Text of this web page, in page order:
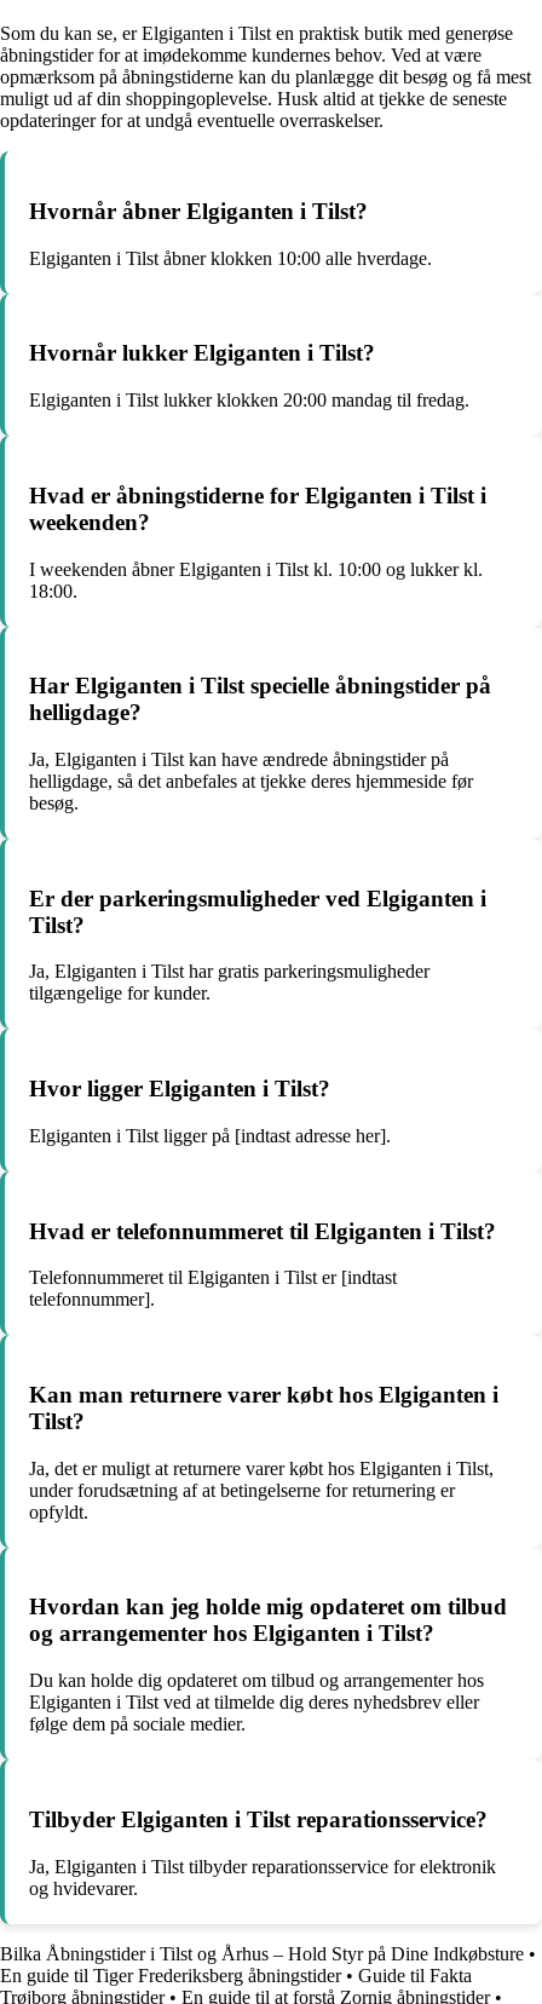
Som du kan se, er Elgiganten i Tilst en praktisk butik med generøse
åbningstider for at imødekomme kundernes behov. Ved at være
opmærksom på åbningstiderne kan du planlægge dit besøg og få mest
muligt ud af din shoppingoplevelse. Husk altid at tjekke de seneste
opdateringer for at undgå eventuelle overraskelser.
Hvornår åbner Elgiganten i Tilst?
Elgiganten i Tilst åbner klokken 10:00 alle hverdage.
Hvornår lukker Elgiganten i Tilst?
Elgiganten i Tilst lukker klokken 20:00 mandag til fredag.
Hvad er åbningstiderne for Elgiganten i Tilst i
weekenden?
I weekenden åbner Elgiganten i Tilst kl. 10:00 og lukker kl.
18:00.
Har Elgiganten i Tilst specielle åbningstider på
helligdage?
Ja, Elgiganten i Tilst kan have ændrede åbningstider på
helligdage, så det anbefales at tjekke deres hjemmeside før
besøg.
Er der parkeringsmuligheder ved Elgiganten i
Tilst?
Ja, Elgiganten i Tilst har gratis parkeringsmuligheder
tilgængelige for kunder.
Hvor ligger Elgiganten i Tilst?
Elgiganten i Tilst ligger på [indtast adresse her].
Hvad er telefonnummeret til Elgiganten i Tilst?
Telefonnummeret til Elgiganten i Tilst er [indtast
telefonnummer].
Kan man returnere varer købt hos Elgiganten i
Tilst?
Ja, det er muligt at returnere varer købt hos Elgiganten i Tilst,
under forudsætning af at betingelserne for returnering er
opfyldt.
Hvordan kan jeg holde mig opdateret om tilbud
og arrangementer hos Elgiganten i Tilst?
Du kan holde dig opdateret om tilbud og arrangementer hos
Elgiganten i Tilst ved at tilmelde dig deres nyhedsbrev eller
følge dem på sociale medier.
Tilbyder Elgiganten i Tilst reparationsservice?
Ja, Elgiganten i Tilst tilbyder reparationsservice for elektronik
og hvidevarer.
Bilka Åbningstider i Tilst og Århus – Hold Styr på Dine Indkøbsture •
En guide til Tiger Frederiksberg åbningstider• Guide til Fakta
Trøjborg åbningstider• En guide til at forstå Zornig åbningstider•